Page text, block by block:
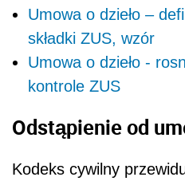
Umowa o dzieło –
składki ZUS, wzór
Umowa o dzieło -
kontrole ZUS
Odstąpienie od
Kodeks cywilny